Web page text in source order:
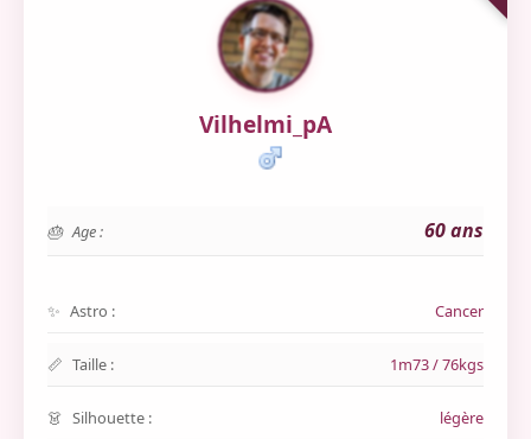
Vilhelmi_pA
Age : 60 ans
Astro : Cancer
Taille : 1m73 / 76kgs
Silhouette : légère